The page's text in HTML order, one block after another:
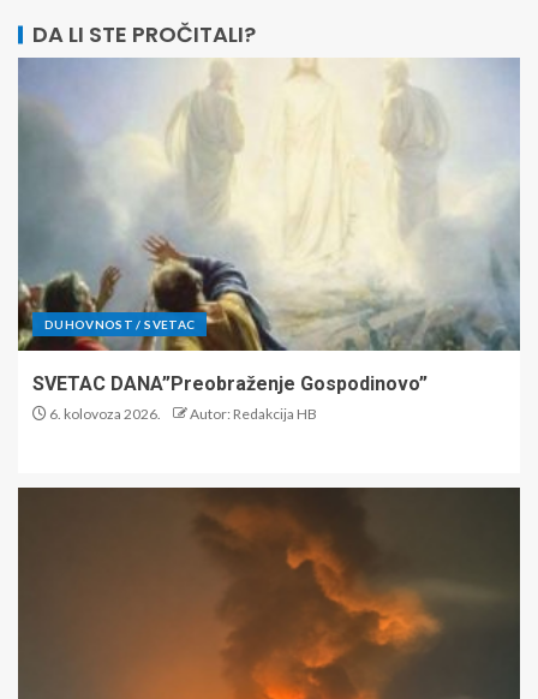
DA LI STE PROČITALI?
DUHOVNOST / SVETAC
SVETAC DANA”Preobraženje Gospodinovo”
6. kolovoza 2026. Autor: Redakcija HB